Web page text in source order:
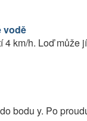
vodě
4 km/h. Loď může
bodu y. Po